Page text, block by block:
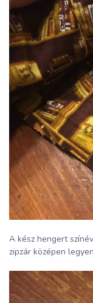
A kész hengert
zipzár középen